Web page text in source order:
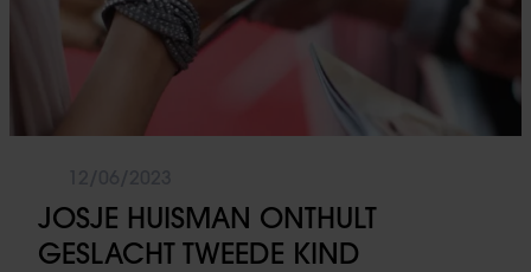
JOSJE HUISMAN ONTHULT
GESLACHT TWEEDE KIND